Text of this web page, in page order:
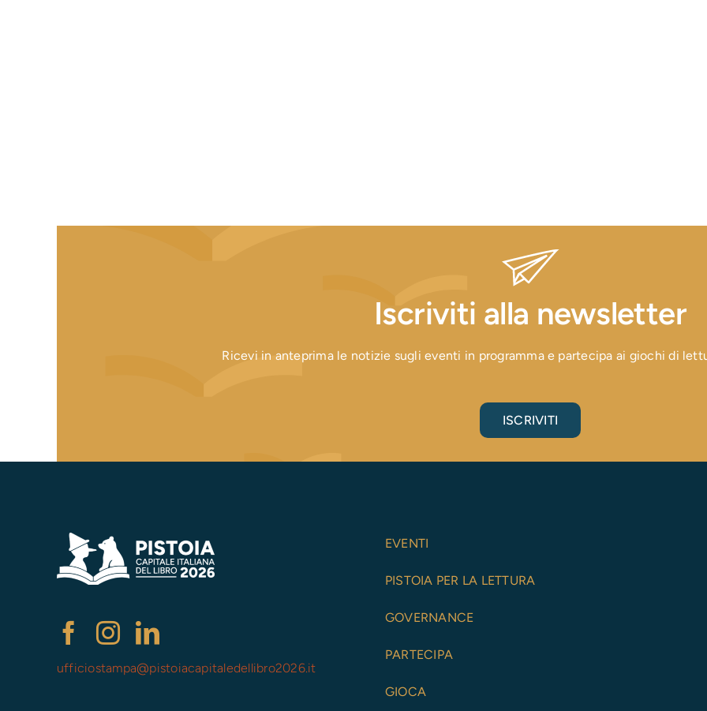
Iscriviti alla newsletter
Ricevi in anteprima le notizie sugli eventi in programma e partecipa ai giochi di
ISCRIVITI
ufficiostampa@pistoiacapitaledellibro2026.it
EVENTI
PISTOIA PER LA LETTURA
GOVERNANCE
PARTECIPA
GIOCA